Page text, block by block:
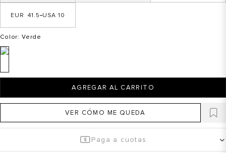
10
41.5
Color: Verde
AGREGAR AL CARRITO
VER CÓMO ME QUEDA
Paga a cuotas